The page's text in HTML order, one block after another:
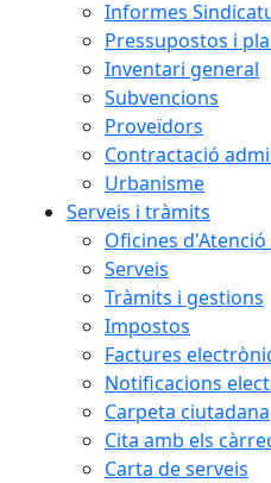
Informes
Pressupostos i
Inventari general
Subvencions
Proveïdors
Contractació
Urbanisme
Serveis i tràmits
Oficines d'Atenció
Serveis
Tràmits i gestions
Impostos
Factures
Notificacions
Carpeta ciutadana
Cita amb els
Carta de serveis